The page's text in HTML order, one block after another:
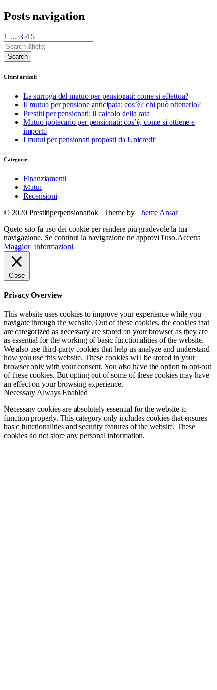
Posts navigation
1 … 3 4 5
Search
Ultimi articoli
La surroga del mutuo per pensionati: come si effettua?
Il mutuo per pensione anticipata: cos’è? chi può ottenerlo?
Prestiti per pensionati: il calcolo della rata
Mutuo ipotecario per pensionati: cos’è, come si ottiene e
importo
I mutui per pensionati proposti da Unicredit
Categorie
Finanziamenti
Mutui
Recensioni
© 2020 Prestitiperpensionatiok | Theme by Theme Ansar
Queto sito fa uso dei cookie per rendere più gradevole la tua
navigazione. Se continui la navigazione ne approvi l'uso.Accetta
Maggiori Informazioni
Close
Privacy Overview
This website uses cookies to improve your experience while you
navigate through the website. Out of these cookies, the cookies that
are categorized as necessary are stored on your browser as they are
as essential for the working of basic functionalities of the website.
We also use third-party cookies that help us analyze and understand
how you use this website. These cookies will be stored in your
browser only with your consent. You also have the option to opt-out
of these cookies. But opting out of some of these cookies may have
an effect on your browsing experience.
Necessary Always Enabled
Necessary cookies are absolutely essential for the website to
function properly. This category only includes cookies that ensures
basic functionalities and security features of the website. These
cookies do not store any personal information.